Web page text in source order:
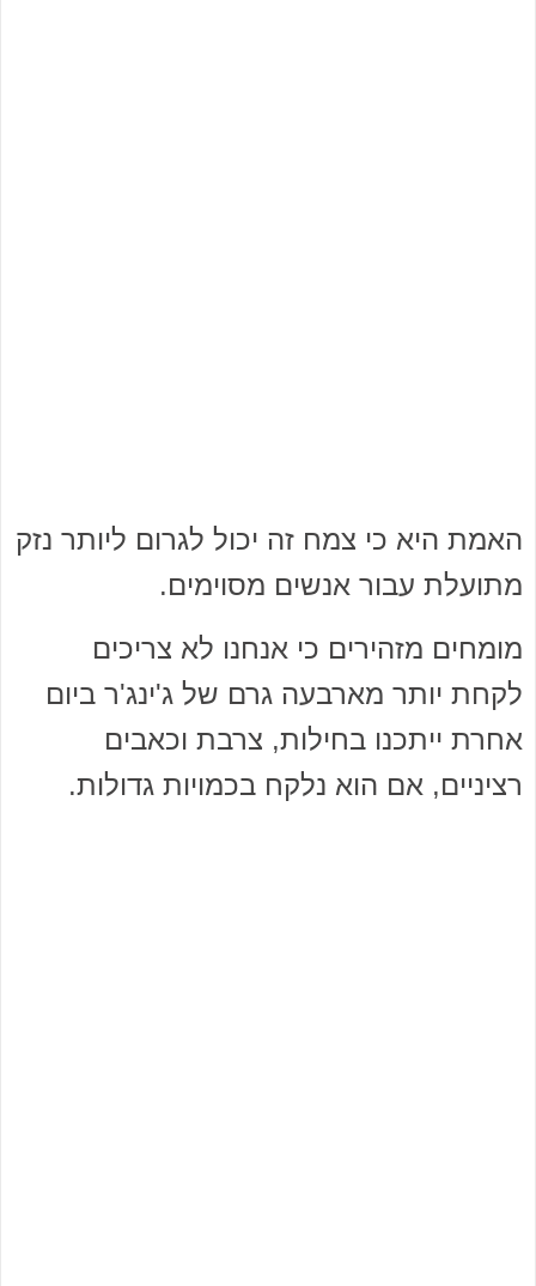
האמת היא כי צמח זה יכול לגרום ליותר נזק
מתועלת עבור אנשים מסוימים.
מומחים מזהירים כי אנחנו לא צריכים
לקחת יותר מארבעה גרם של ג'ינג'ר ביום
אחרת ייתכנו בחילות, צרבת וכאבים
רציניים, אם הוא נלקח בכמויות גדולות.